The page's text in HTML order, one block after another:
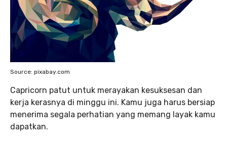
Source: pixabay.com
Capricorn patut untuk merayakan kesuksesan dan
kerja kerasnya di minggu ini. Kamu juga harus bersiap
menerima segala perhatian yang memang layak kamu
dapatkan.